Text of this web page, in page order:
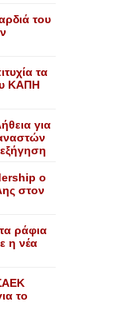
του
τα
KAΠH
για
ο
στον
ράφια
η νέα
το